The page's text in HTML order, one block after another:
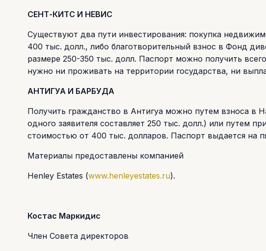
СЕНТ-КИТС И НЕВИС
Существуют два пути инвестирования: покупка
400 тыс. долл., либо благотворительный взнос в Фонд
размере 250-350 тыс. долл. Паспорт можно получить
нужно ни проживать на территории государства, ни
АНТИГУА И БАРБУДА
Получить гражданство в Антигуа можно путем взноса в
одного заявителя составляет 250 тыс. долл.) или путем
стоимостью от 400 тыс. долларов. Паспорт выдается на
Материалы предоставлены компанией
Henley Estates (www.henleyestates.ru).
Костас Маркидис
Член Совета директоров